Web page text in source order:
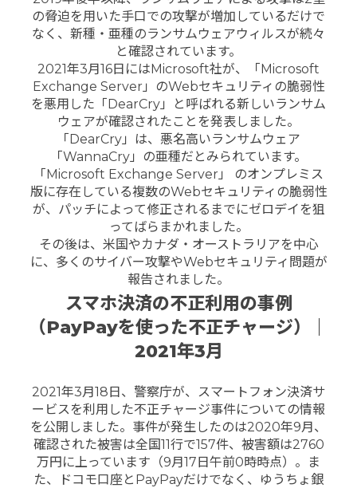
の脅迫を用いた手口での攻撃が増加しているだけで
なく、新種・亜種のランサムウェアウィルスが続々
と確認されています。
2021年3月16日にはMicrosoft社が、「Microsoft
Exchange Server」のWebセキュリティの脆弱性
を悪用した「DearCry」と呼ばれる新しいランサム
ウェアが確認されたことを発表しました。
「DearCry」は、悪名高いランサムウェア
「WannaCry」の亜種だとみられています。
「Microsoft Exchange Server」 のオンプレミス
版に存在している複数のWebセキュリティの脆弱性
が、パッチによって修正されるまでにゼロデイを狙
ってばらまかれました。
その後は、米国やカナダ・オーストラリアを中心
に、多くのサイバー攻撃やWebセキュリティ問題が
報告されました。
スマホ決済の不正利用の事例
（PayPayを使った不正チャージ）｜
2021年3月
2021年3月18日、警察庁が、スマートフォン決済サ
ービスを利用した不正チャージ事件についての情報
を公開しました。 事件が発生したのは2020年9月、
確認された被害は全国11行で157件、被害額は2760
万円に上っています（9月17日午前0時時点）。
ま
た、ドコモ口座とPayPayだけでなく、ゆうちょ銀